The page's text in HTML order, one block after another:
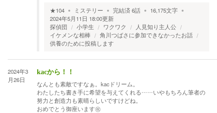
★104 ミステリー 完結済6話 16,175文字
2024年5月11日 18:00更新
探偵団
小学生 ワクワク
人見知り主人公
イケメンな相棒
角川つばさに参加できなかったお話
供養のために投稿します
2024年3
月26日
kacから！！
なんとも素敵ですなぁ。kacドリーム。
わたしたち書き手に希望を与えてくれる……いやもちろん筆者の
努力と創造力も素晴らしいですけどね。
おめでとう御座います㊗️